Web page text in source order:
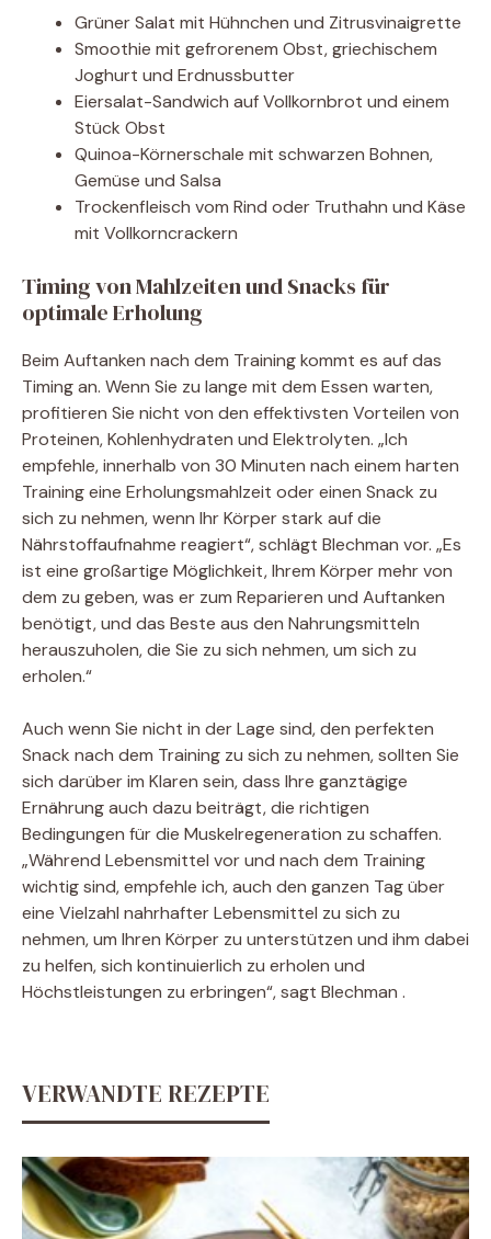
Grüner Salat mit Hühnchen und Zitrusvinaigrette
Smoothie mit gefrorenem Obst, griechischem
Joghurt und Erdnussbutter
Eiersalat-Sandwich auf Vollkornbrot und einem
Stück Obst
Quinoa-Körnerschale mit schwarzen Bohnen,
Gemüse und Salsa
Trockenfleisch vom Rind oder Truthahn und Käse
mit Vollkorncrackern
Timing von Mahlzeiten und Snacks für
optimale Erholung
Beim Auftanken nach dem Training kommt es auf das
Timing an. Wenn Sie zu lange mit dem Essen warten,
profitieren Sie nicht von den effektivsten Vorteilen von
Proteinen, Kohlenhydraten und Elektrolyten. „Ich
empfehle, innerhalb von 30 Minuten nach einem harten
Training eine Erholungsmahlzeit oder einen Snack zu
sich zu nehmen, wenn Ihr Körper stark auf die
Nährstoffaufnahme reagiert“, schlägt Blechman vor. „Es
ist eine großartige Möglichkeit, Ihrem Körper mehr von
dem zu geben, was er zum Reparieren und Auftanken
benötigt, und das Beste aus den Nahrungsmitteln
herauszuholen, die Sie zu sich nehmen, um sich zu
erholen.“
Auch wenn Sie nicht in der Lage sind, den perfekten
Snack nach dem Training zu sich zu nehmen, sollten Sie
sich darüber im Klaren sein, dass Ihre ganztägige
Ernährung auch dazu beiträgt, die richtigen
Bedingungen für die Muskelregeneration zu schaffen.
„Während Lebensmittel vor und nach dem Training
wichtig sind, empfehle ich, auch den ganzen Tag über
eine Vielzahl nahrhafter Lebensmittel zu sich zu
nehmen, um Ihren Körper zu unterstützen und ihm dabei
zu helfen, sich kontinuierlich zu erholen und
Höchstleistungen zu erbringen“, sagt Blechman .
VERWANDTE REZEPTE